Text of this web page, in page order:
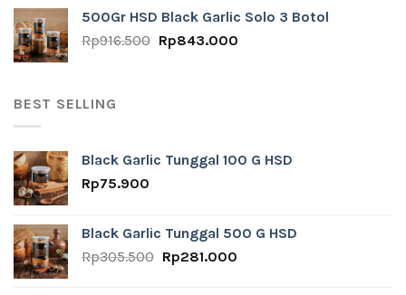
Rp24.800.Rp10.000.
500Gr HSD Black Garlic Solo 3 Botol
Rp916.500 Original
Rp843.000Current
BEST SELLING
Black Garlic Tunggal 100 G HSD
Rp75.900
Black Garlic Tunggal 500 G HSD
Rp305.500 Original
Rp281.000Current